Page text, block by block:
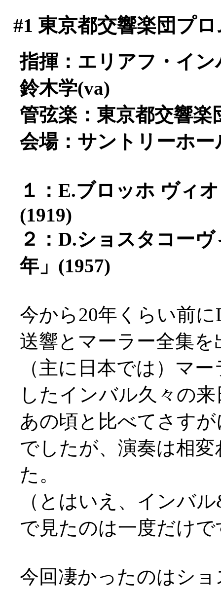
#1 東京都交響楽団プ
指揮：エリアフ・イン
鈴木学(va)
管弦楽：東京都交響楽
会場：サントリーホー
１：E.ブロッホ ヴィ
(1919)
２：D.ショスタコー
年」(1957)
今から20年くらい前
送響とマーラー全集を
（主に日本では）マ
したインバル久々の
あの頃と比べてさす
でしたが、演奏は相
た。
（とはいえ、インバ
で見たのは一度だけ
今回凄かったのはシ